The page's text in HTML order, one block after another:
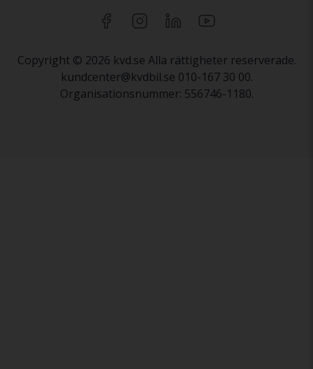
Copyright © 2026 kvd.se Alla rättigheter reserverade.
kundcenter@kvdbil.se 010-167 30 00.
Organisationsnummer: 556746-1180.